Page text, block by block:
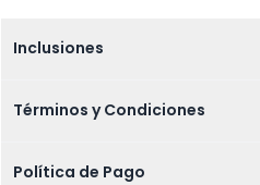
Inclusiones
Términos y Condiciones
Política de Pago